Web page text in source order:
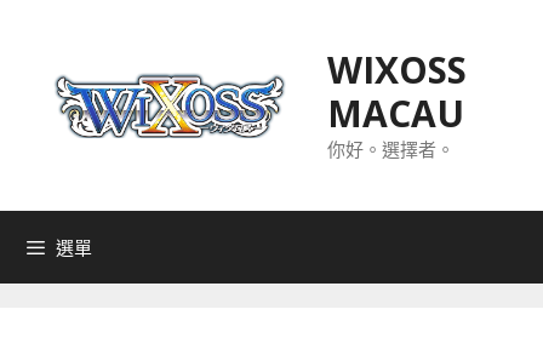
WIXOSS
MACAU
你好。選擇者。
選單